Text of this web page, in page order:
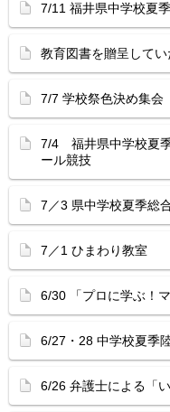
7/11 福井県中学校夏
教育図書を贈呈して
7/7 学校祭色決め集会
7/4 福井県中学校夏
ール競技
7／3 県中学校夏季総
7／1 ひまわり教室
6/30 「プロに学ぶ！
6/27・28 中学校夏季
6/26 弁護士による「